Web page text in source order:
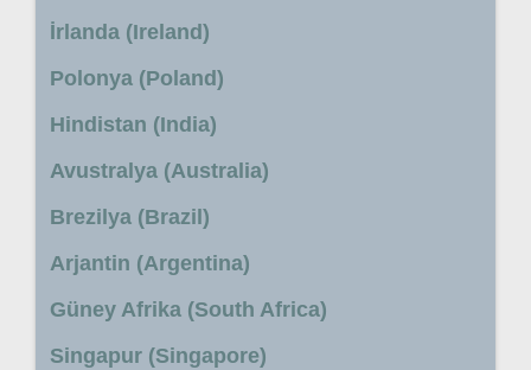
İrlanda (Ireland)
Polonya (Poland)
Hindistan (India)
Avustralya (Australia)
Brezilya (Brazil)
Arjantin (Argentina)
Güney Afrika (South Africa)
Singapur (Singapore)